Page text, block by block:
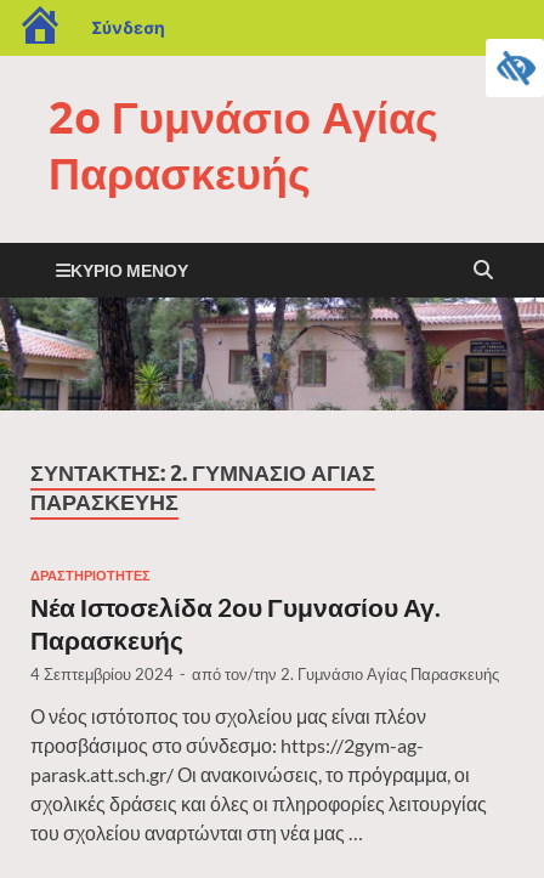
Σύνδεση
2o Γυμνάσιο Αγίας
Παρασκευής
ΚΎΡΙΟ ΜΕΝΟΎ
ΣΥΝΤΆΚΤΗΣ:2. ΓΥΜΝΆΣΙΟ ΑΓΊΑΣ
ΠΑΡΑΣΚΕΥΉΣ
ΔΡΑΣΤΗΡΙΌΤΗΤΕΣ
Νέα Ιστοσελίδα 2ου Γυμνασίου Αγ.
Παρασκευής
4 Σεπτεμβρίου 2024 - από τον/την 2. Γυμνάσιο Αγίας Παρασκευής
Ο νέος ιστότοπος του σχολείου μας είναι πλέον
προσβάσιμος στο σύνδεσμο: https://2gym-ag-
parask.att.sch.gr/ Οι ανακοινώσεις, το πρόγραμμα, οι
σχολικές δράσεις και όλες οι πληροφορίες λειτουργίας
του σχολείου αναρτώνται στη νέα μας …